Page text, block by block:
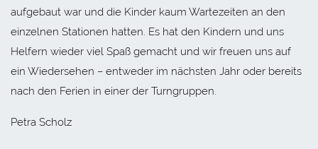
aufgebaut war und die Kinder kaum Wartezeiten an den
einzelnen Stationen hatten. Es hat den Kindern und uns
Helfern wieder viel Spaß gemacht und wir freuen uns auf
ein Wiedersehen – entweder im nächsten Jahr oder bereits
nach den Ferien in einer der Turngruppen.
Petra Scholz